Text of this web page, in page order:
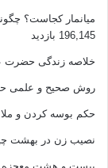
میانمار کجاست؟
196,145 بازدید
خلاصه زندگی حضرت
روش صحیح و علمی
حکم بوسه کردن و
نصیب زن در بهشت